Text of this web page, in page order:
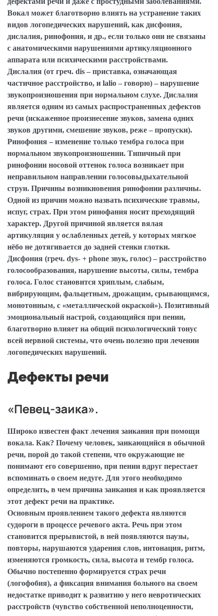
Вокал может благотворно влиять на устранение таких
видов логопедических нарушений, как дисфония,
дислалия, ринофония, и др., если только они не связаны
с анатомическими нарушениями артикуляционного
аппарата или психическими расстройствами.
Дислалия (от греч. dis – приставка, означающая
частичное расстройство, и laliо – говорю) – нарушение
звукопроизношения при нормальном слухе. Дислалия
является одним из самых распространенных дефектов
речи (искаженное произнесение звуков, замена одних
звуков другими, смешение звуков, реже – пропуски).
Ринофония – изменение только тембра голоса при
нормальном звукопроизношении. Типичный при
ринофонии носовой оттенок голоса возникает при
неправильном направлении голосовыдыхательной
струи. Причины возникновения ринофонии различны.
Одной из причин можно назвать психические травмы,
испуг, страх. При этом ринофания носит преходящий
характер. Другой причиной является вялая
артикуляция у ослабленных детей, у которых мягкое
нёбо не дотягивается до задней стенки глотки.
Дисфония (греч. dys- + phone звук, голос) – расстройство
голосообразования, нарушение высоты, силы, тембра
голоса. Голос становится хриплым, слабым,
вибрирующим, фальцетным, дрожащим, срывающимся,
монотонным, с «металлической окраской»). Позитивный
эмоциональный настрой, создающийся при пении,
благотворно влияет на общий психологический тонус
всей нервной системы, что очень полезно при лечении
логопедических нарушений.
Дефекты речи
«Певец-заика».
Широко известен факт лечения заикания при помощи
вокала. Как? Почему человек, заикающийся в обычной
речи, порой до такой степени, что окружающие не
понимают его совершенно, при пении вдруг перестает
вспоминать о своем недуге. Для этого необходимо
определить, в чем причина заикания и как проявляется
этот дефект речи на практике.
Основным проявлением такого дефекта являются
судороги в процессе речевого акта. Речь при этом
становится прерывистой, в ней появляются паузы,
повторы, нарушаются ударения слов, интонация, ритм,
изменяются громкость, сила, высота и тембр голоса.
Обычно постепенно формируется страх речи
(логофобия), а фиксация внимания больного на своем
недостатке приводит к развитию у него невротических
расстройств (чувство собственной неполноценности,